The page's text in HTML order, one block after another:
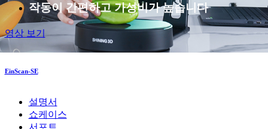
작동이 간편하고 가성비가 높습니다
영상 보기
EinScan-SE
설명서
쇼케이스
서포트